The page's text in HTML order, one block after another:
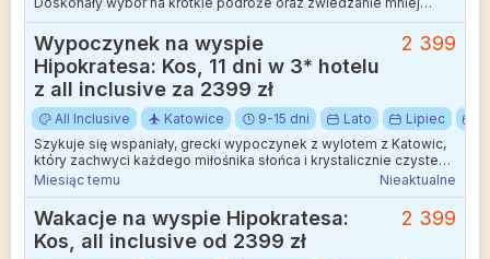
wakacyjnych kierunków.
Wypoczynek na wyspie
Hipokratesa: Kos, 11 dni w 3* hotelu
z all inclusive za 2399 zł
2 399
All Inclusive Katowice 9-15 dni Lato Lipiec
Szykuje się wspaniały, grecki wypoczynek z wylotem z Katowic,
który zachwyci każdego miłośnika słońca i krystalicznie czystego
morza.
Miesiąc temu Nieaktualne
Wakacje na wyspie Hipokratesa:
Kos, all inclusive od 2399 zł
2 399